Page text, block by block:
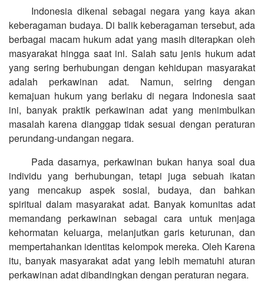
Indonesia dikenal sebagai negara yang kaya akan
keberagaman budaya. Di balik keberagaman tersebut, ada
berbagai macam hukum adat yang masih diterapkan oleh
masyarakat hingga saat ini. Salah satu jenis hukum adat
yang sering berhubungan dengan kehidupan masyarakat
adalah perkawinan adat. Namun, seiring dengan
kemajuan hukum yang berlaku di negara Indonesia saat
ini, banyak praktik perkawinan adat yang menimbulkan
masalah karena dianggap tidak sesuai dengan peraturan
perundang-undangan negara.
Pada dasarnya, perkawinan bukan hanya soal dua
individu yang berhubungan, tetapi juga sebuah ikatan
yang mencakup aspek sosial, budaya, dan bahkan
spiritual dalam masyarakat adat. Banyak komunitas adat
memandang perkawinan sebagai cara untuk menjaga
kehormatan keluarga, melanjutkan garis keturunan, dan
mempertahankan identitas kelompok mereka. Oleh Karena
itu, banyak masyarakat adat yang lebih mematuhi aturan
perkawinan adat dibandingkan dengan peraturan negara.